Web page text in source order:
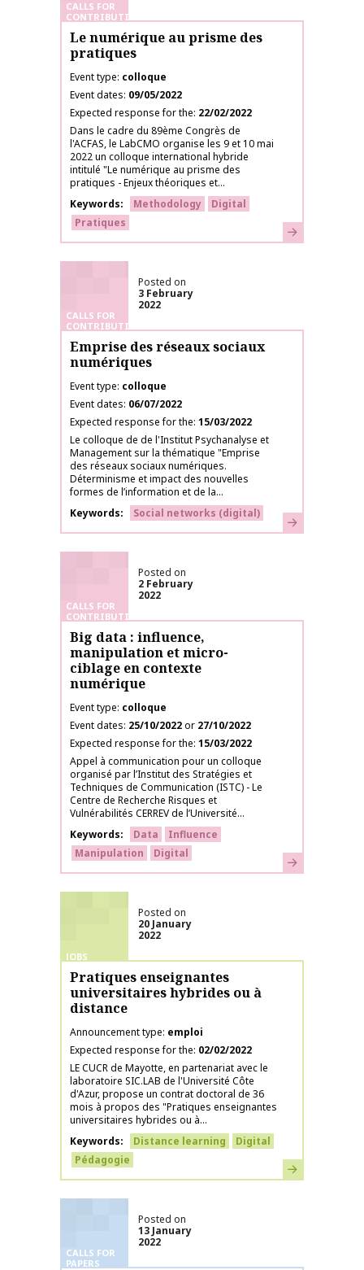
CALLS FOR
CONTRIBUTIONS
Le numérique au prisme des
pratiques
Event type colloque
Event dates 09/05/2022
Expected response for the 22/02/2022
Dans le cadre du 89ème Congrès de
l'ACFAS, le LabCMO organise les 9 et 10 mai
2022 un colloque international hybride
intitulé "Le numérique au prisme des
pratiques - Enjeux théoriques et...
Keywords
Methodology
Digital
Pratiques
Learn more
CALLS FOR
CONTRIBUTIONS
Posted on
3 February
2022
Emprise des réseaux sociaux
numériques
Event type colloque
Event dates 06/07/2022
Expected response for the 15/03/2022
Le colloque de de l'Institut Psychanalyse et
Management sur la thématique "Emprise
des réseaux sociaux numériques.
Déterminisme et impact des nouvelles
formes de l’information et de la...
Keywords
Social networks (digital) Learn more
CALLS FOR
CONTRIBUTIONS
Posted on
2 February
2022
Big data : influence,
manipulation et micro-
ciblage en contexte
numérique
Event type colloque
Event dates 25/10/2022or 27/10/2022
Expected response for the 15/03/2022
Appel à communication pour un colloque
organisé par l’Institut des Stratégies et
Techniques de Communication (ISTC) - Le
Centre de Recherche Risques et
Vulnérabilités CERREV de l’Université...
Keywords
Data
Influence
Manipulation
Digital Learn more
JOBS
Posted on
20 January
2022
Pratiques enseignantes
universitaires hybrides ou à
distance
Announcement type emploi
Expected response for the 02/02/2022
LE CUCR de Mayotte, en partenariat avec le
laboratoire SIC.LAB de l'Université Côte
d'Azur, propose un contrat doctoral de 36
mois à propos des "Pratiques enseignantes
universitaires hybrides ou à...
Keywords
Distance learning
Digital
Pédagogie
Learn more
CALLS FOR
PAPERS
Posted on
13 January
2022